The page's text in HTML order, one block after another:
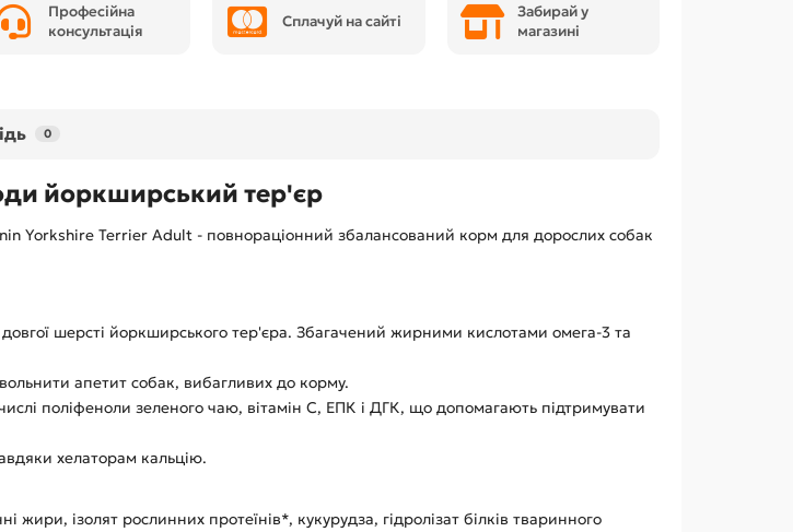
Професійна
консультація
Сплачуй на сайті
Забирай у
магазині
0
йоркширський тер'єр
Yorkshire Terrier Adult - повнораціонний збалансований корм для дорослих собак
шерсті йоркширського тер'єра. Збагачений жирними кислотами омега-3 та
апетит собак, вибагливих до корму.
поліфеноли зеленого чаю, вітамін С, ЕПК і ДГК, що допомагають підтримувати
хелаторам кальцію.
ізолят рослинних протеїнів*, кукурудза, гідролізат білків тваринного